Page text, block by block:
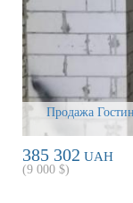
Продажа
385 302 UAH
(9 000 $)